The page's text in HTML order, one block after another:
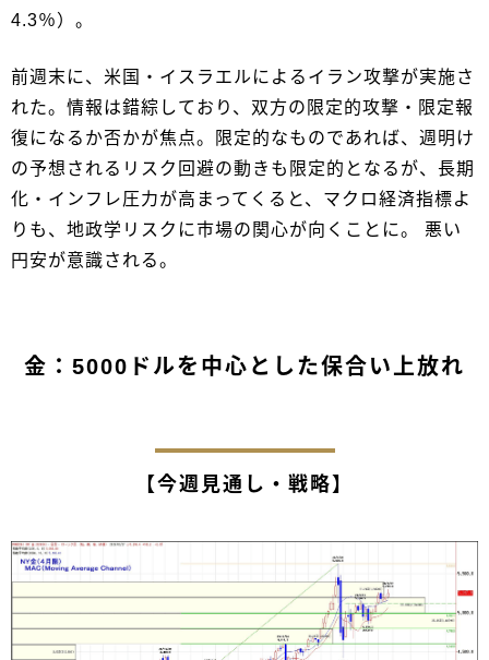
4.3％）。
前週末に、米国・イスラエルによるイラン攻撃が実施さ
れた。情報は錯綜しており、双方の限定的攻撃・限定報
復になるか否かが焦点。限定的なものであれば、週明け
の予想されるリスク回避の動きも限定的となるが、長期
化・インフレ圧力が高まってくると、マクロ経済指標よ
りも、地政学リスクに市場の関心が向くことに。 悪い
円安が意識される。
金：5000ドルを中心とした保合い上放れ
【今週見通し・戦略】